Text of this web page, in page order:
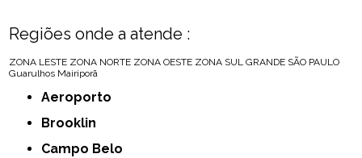
Regiões onde a atende :
ZONA LESTE ZONA NORTE ZONA OESTE ZONA SUL GRANDE SÃO PAULO
Guarulhos Mairiporã
Aeroporto
Brooklin
Campo Belo